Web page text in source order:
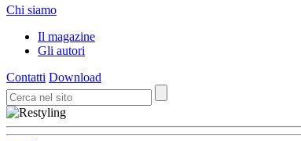
Chi siamo
Il magazine
Gli autori
Contatti Download